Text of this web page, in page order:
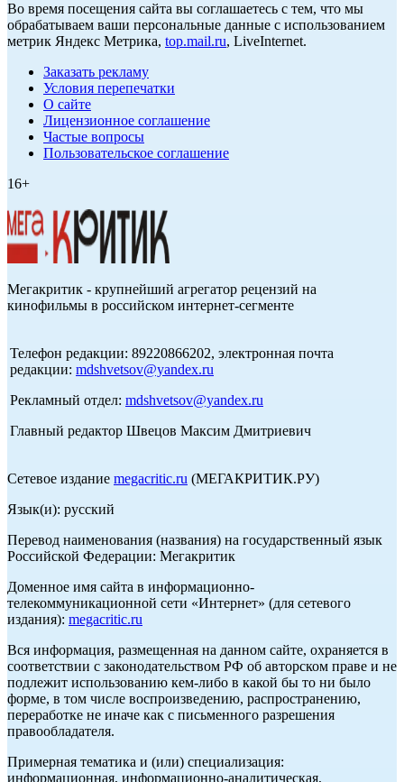
Во время посещения сайта вы соглашаетесь с тем, что мы
обрабатываем ваши персональные данные с использованием
метрик Яндекс Метрика, top.mail.ru, LiveInternet.
Заказать рекламу
Условия перепечатки
О сайте
Лицензионное соглашение
Частые вопросы
Пользовательское соглашение
16+
Мегакритик - крупнейший агрегатор рецензий на
кинофильмы в российском интернет-сегменте
Телефон редакции: 89220866202, электронная почта
редакции: mdshvetsov@yandex.ru
Рекламный отдел: mdshvetsov@yandex.ru
Главный редактор Швецов Максим Дмитриевич
Сетевое издание megacritic.ru (МЕГАКРИТИК.РУ)
Язык(и): русский
Перевод наименования (названия) на государственный язык
Российской Федерации: Мегакритик
Доменное имя сайта в информационно-
телекоммуникационной сети «Интернет» (для сетевого
издания): megacritic.ru
Вся информация, размещенная на данном сайте, охраняется в
соответствии с законодательством РФ об авторском праве и не
подлежит использованию кем-либо в какой бы то ни было
форме, в том числе воспроизведению, распространению,
переработке не иначе как с письменного разрешения
правообладателя.
Примерная тематика и (или) специализация:
информационная, информационно-аналитическая,